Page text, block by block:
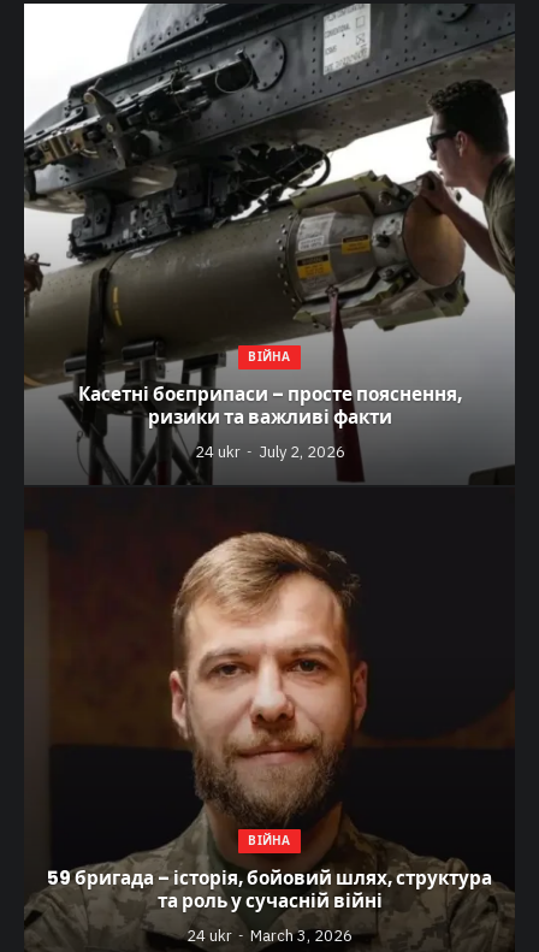
ВІЙНА
Касетні боєприпаси – просте пояснення,
ризики та важливі факти
24 ukr July 2, 2026
ВІЙНА
59 бригада – історія, бойовий шлях, структура
та роль у сучасній війні
24 ukr March 3, 2026